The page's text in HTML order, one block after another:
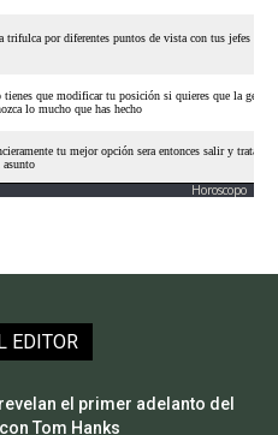
Horoscopo
EDITOR
el primer adelanto del
Tom Hanks